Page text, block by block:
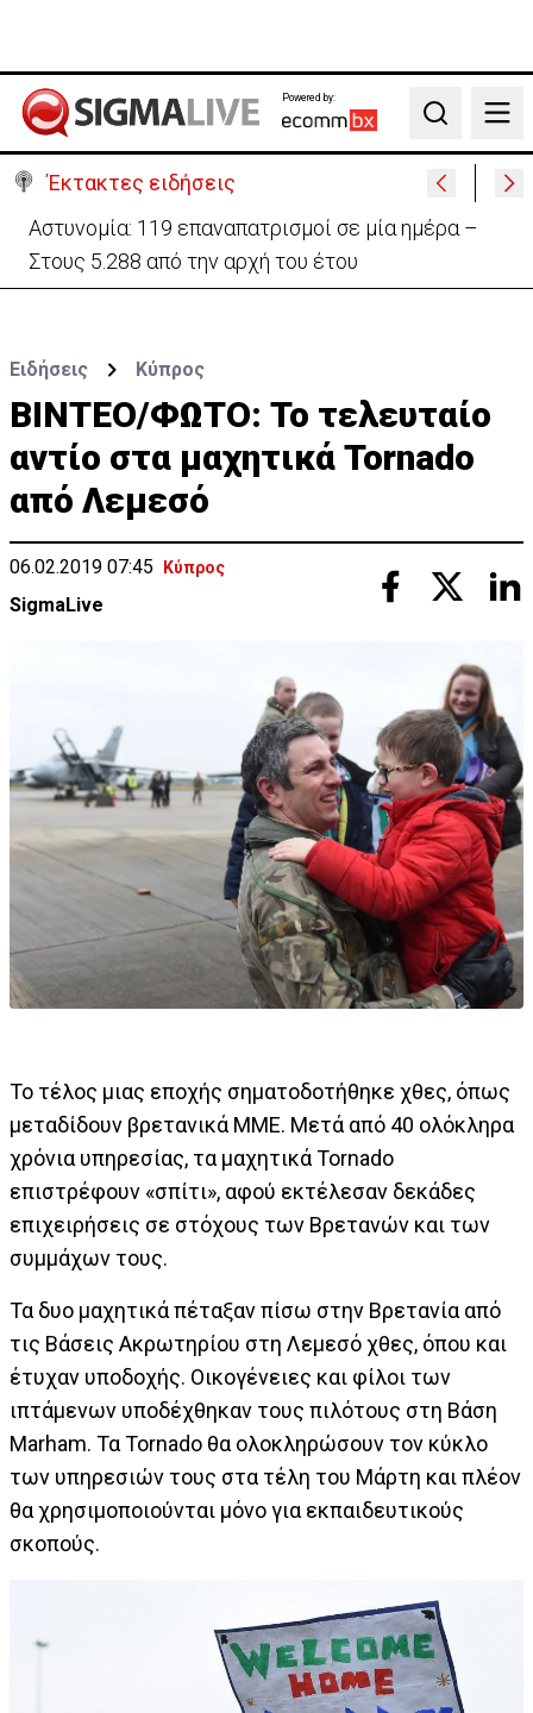
Powered by:
Search
Έκτακτες ειδήσεις
Θέλει να ξαναζωντανέψει την «Corner» o
Προύντζος - «Πληγώνει τις αναμνήσεις»
Ειδήσεις Κύπρος
ΒΙΝΤΕΟ/ΦΩΤΟ: Το τελευταίο
αντίο στα μαχητικά Tornado
από Λεμεσό
06.02.2019 07:45 Κύπρος
SigmaLive
Το τέλος μιας εποχής σηματοδοτήθηκε χθες, όπως
μεταδίδουν βρετανικά ΜΜΕ. Μετά από 40 ολόκληρα
χρόνια υπηρεσίας, τα μαχητικά Tornado
επιστρέφουν «σπίτι», αφού εκτέλεσαν δεκάδες
επιχειρήσεις σε στόχους των Βρετανών και των
συμμάχων τους.
Τα δυο μαχητικά πέταξαν πίσω στην Βρετανία από
τις Βάσεις Ακρωτηρίου στη Λεμεσό χθες, όπου και
έτυχαν υποδοχής. Οικογένειες και φίλοι των
ιπτάμενων υποδέχθηκαν τους πιλότους στη Βάση
Marham. Τα Tornado θα ολοκληρώσουν τον κύκλο
των υπηρεσιών τους στα τέλη του Μάρτη και πλέον
θα χρησιμοποιούνται μόνο για εκπαιδευτικούς
σκοπούς.